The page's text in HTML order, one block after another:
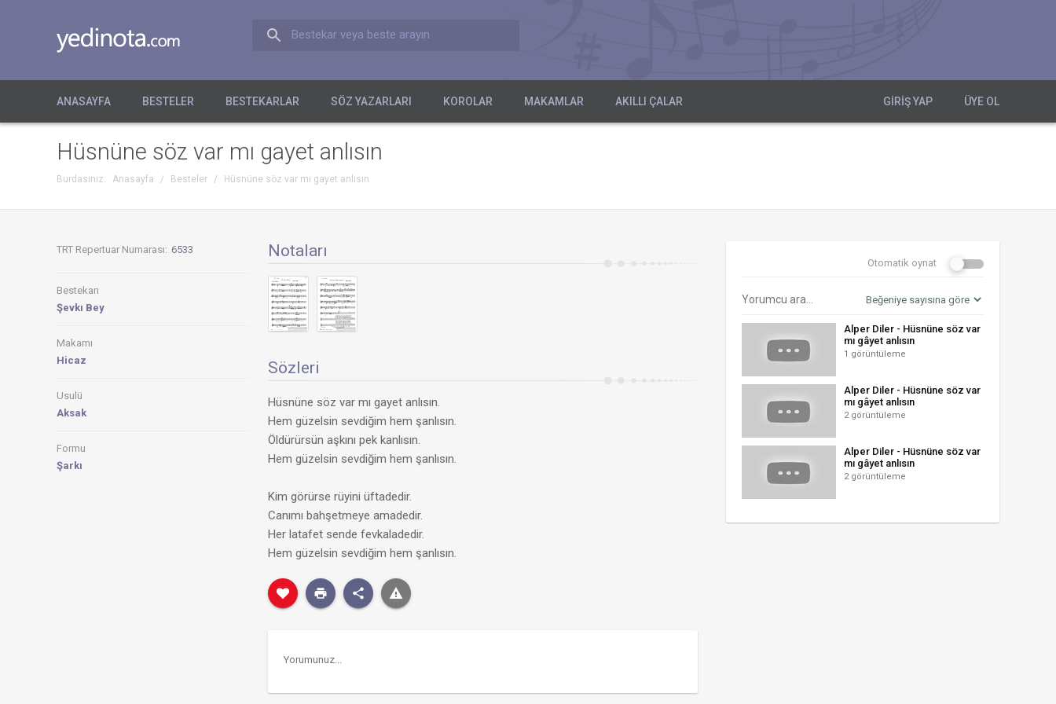
Bestekar veya beste arayın
ANASAYFA BESTELER BESTEKARLAR SÖZ YAZARLARI KOROLAR MAKAMLAR AKILLI ÇALAR GIRIŞ YAP ÜYE OL
Hüsnüne söz var mı gayet anlısın
Burdasınız: Anasayfa / Besteler / Hüsnüne söz var mı gayet anlısın
TRT Repertuar Numarası: 6533
Bestekarı
Şevkı Bey
Makamı
Hicaz
Usulü
Aksak
Formu
Şarkı
Notaları
Sözleri
Hüsnüne söz var mı gayet anlısın.
Hem güzelsin sevdiğim hem şanlısın.
Öldürürsün aşkını pek kanlısın.
Hem güzelsin sevdiğim hem şanlısın.
Kim görürse rüyini üftadedir.
Canımı bahşetmeye amadedir.
Her latafet sende fevkaladedir.
Hem güzelsin sevdiğim hem şanlısın.
Otomatik oynat
Alper Diler - Hüsnüne söz var
mı gâyet anlısın
1 görüntüleme
Alper Diler - Hüsnüne söz var
mı gâyet anlısın
2 görüntüleme
Alper Diler - Hüsnüne söz var
mı gâyet anlısın
2 görüntüleme